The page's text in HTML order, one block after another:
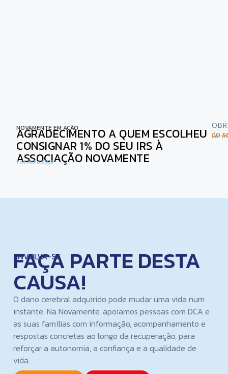
NOVAMENTE EM AÇÃO
AGRADECIMENTO A QUEM ESCOLHEU
CONSIGNAR 1% DO SEU IRS À
ASSOCIAÇÃO NOVAMENTE
1 de Julho, 2026
do
Ler
ENVOLVA-SE
FAÇA PARTE DESTA
CAUSA!
O dano cerebral adquirido pode mudar uma vida num
instante. Na Novamente, apoiamos pessoas com DCA e
as suas famílias com informação, acompanhamento e
respostas concretas ao longo da recuperação, para
reforçar a autonomia, a confiança e a qualidade de
vida.